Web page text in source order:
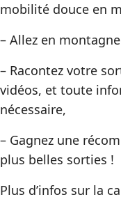
mobilité douce en
– Allez en
– Racontez votre
vidéos, et toute
nécessaire,
– Gagnez une
plus belles sorties !
Plus d’infos sur la